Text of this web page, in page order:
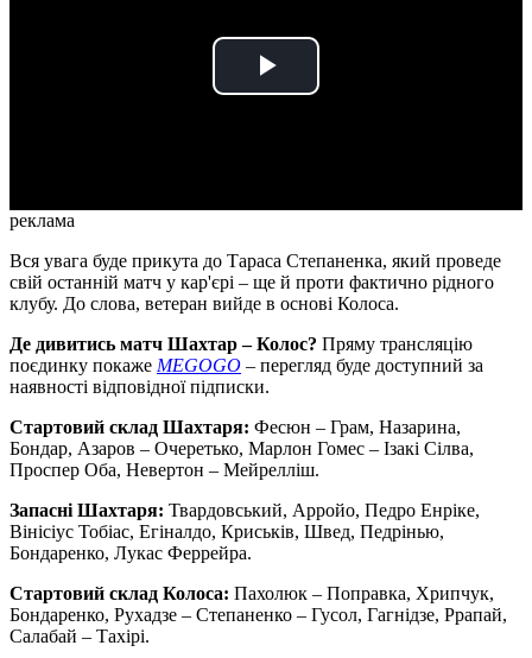
Play
реклама
Вся увага буде прикута до Тараса Степаненка, який проведе
свій останній матч у кар'єрі – ще й проти фактично рідного
клубу. До слова, ветеран вийде в основі Колоса.
Де дивитись матч Шахтар – Колос? Пряму трансляцію
поєдинку покаже MEGOGO – перегляд буде доступний за
наявності відповідної підписки.
Стартовий склад Шахтаря: Фесюн – Грам, Назарина,
Бондар, Азаров – Очеретько, Марлон Гомес – Ізакі Сілва,
Проспер Оба, Невертон – Мейрелліш.
Запасні Шахтаря: Твардовський, Арройо, Педро Енріке,
Вінісіус Тобіас, Егіналдо, Криськів, Швед, Педрінью,
Бондаренко, Лукас Феррейра.
Стартовий склад Колоса: Пахолюк – Поправка, Хрипчук,
Бондаренко, Рухадзе – Степаненко – Гусол, Гагнідзе, Ррапай,
Салабай – Тахірі.